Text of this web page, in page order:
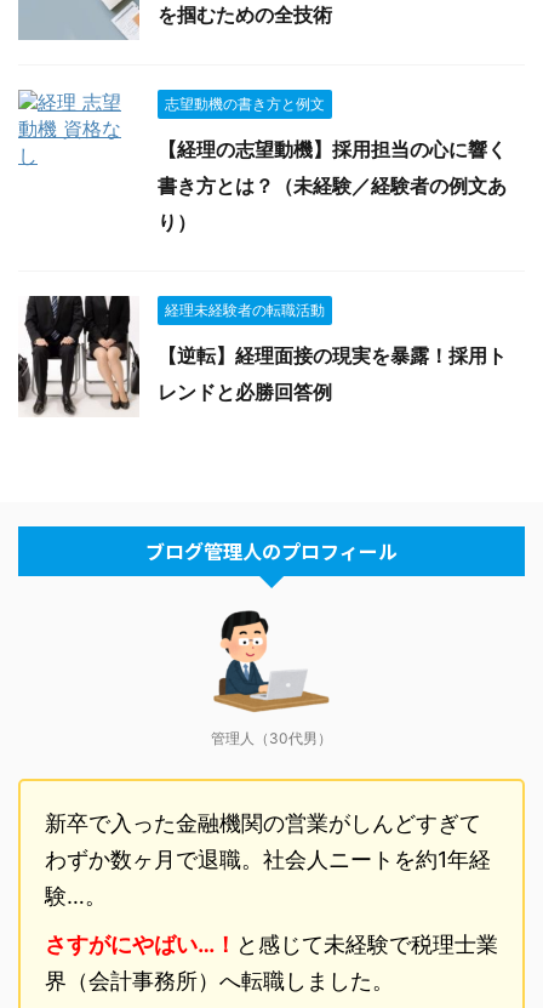
を掴むための全技術
志望動機の書き方と例文
【経理の志望動機】採用担当の心に響く
書き方とは？（未経験／経験者の例文あ
り）
経理未経験者の転職活動
【逆転】経理面接の現実を暴露！採用ト
レンドと必勝回答例
ブログ管理人のプロフィール
管理人（30代男）
新卒で入った金融機関の営業がしんどすぎて
わずか数ヶ月で退職。社会人ニートを約1年経
験…。
さすがにやばい…！ と感じて未経験で税理士業
界（会計事務所）へ転職しました。